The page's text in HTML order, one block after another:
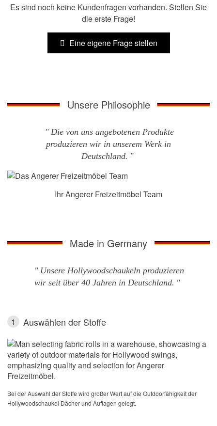
Es sind noch keine Kundenfragen vorhanden. Stellen Sie
die erste Frage!
Eine eigene Frage stellen
Unsere Philosophie
Die von uns angebotenen Produkte
produzieren wir in unserem Werk in
Deutschland.
Ihr Angerer Freizeitmöbel Team
Made in Germany
Unsere Hollywoodschaukeln produzieren
wir seit über 40 Jahren in Deutschland.
1 Auswählen der Stoffe
Bei der Auswahl der Stoffe wird großer Wert auf die Outdoorfähigkeit der
Hollywoodschaukel Dächer und Auflagen gelegt.